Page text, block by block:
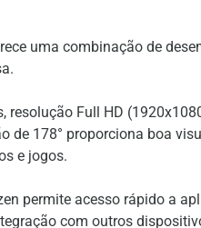
uma combinação de
resolução Full HD
de 178° proporciona boa
e jogos.
permite acesso rápido a
com outros